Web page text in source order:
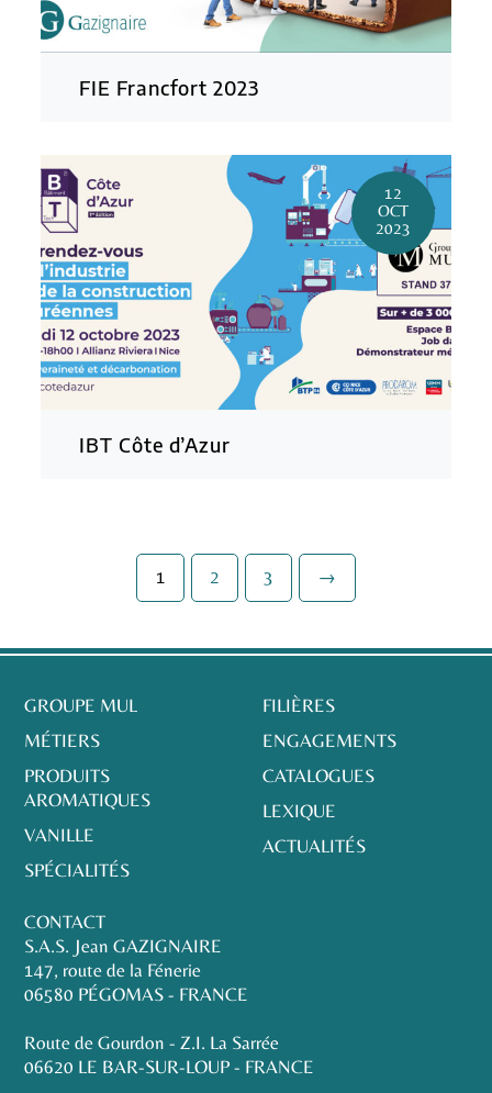
FIE Francfort 2023
12
OCT
2023
IBT Côte d’Azur
1 2 3 →
GROUPE MUL
MÉTIERS
PRODUITS
AROMATIQUES
VANILLE
SPÉCIALITÉS
FILIÈRES
ENGAGEMENTS
CATALOGUES
LEXIQUE
ACTUALITÉS
CONTACT
S.A.S. Jean GAZIGNAIRE
147, route de la Fénerie
06580 PÉGOMAS - FRANCE
Route de Gourdon - Z.I. La Sarrée
06620 LE BAR-SUR-LOUP - FRANCE